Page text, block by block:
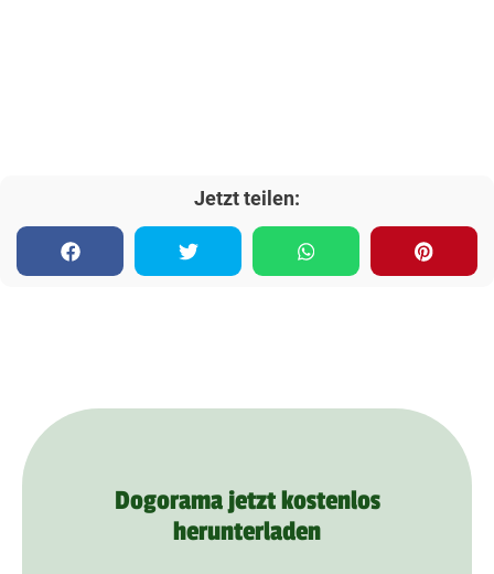
Jetzt teilen:
Dogorama jetzt kostenlos
herunterladen